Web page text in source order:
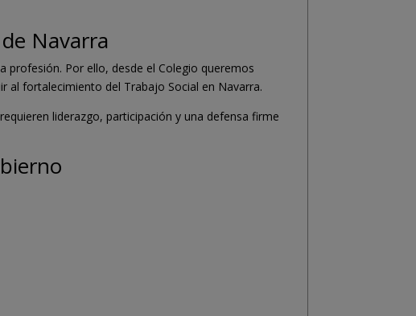
Navarra
profesión. Por ello, desde el Colegio queremos
al fortalecimiento del Trabajo Social en Navarra.
liderazgo, participación y una defensa firme